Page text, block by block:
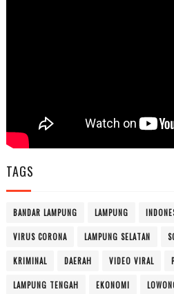
TAGS
BANDAR LAMPUNG LAMPUNG
VIRUS CORONA LAMPUNG SELATAN
KRIMINAL DAERAH VIDEO VIRAL
LAMPUNG TENGAH EKONOMI